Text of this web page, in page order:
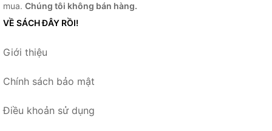
mua. Chúng tôi không bán hàng.
VỀ SÁCH ĐÂY RỒI!
Giới thiệu
Chính sách bảo mật
Điều khoản sử dụng